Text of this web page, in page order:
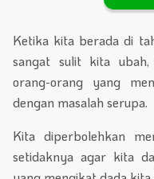
Ketika kita berada di
sangat sulit kita
orang-orang yang
dengan masalah serupa.
Kita diperbolehkan
setidaknya agar kita